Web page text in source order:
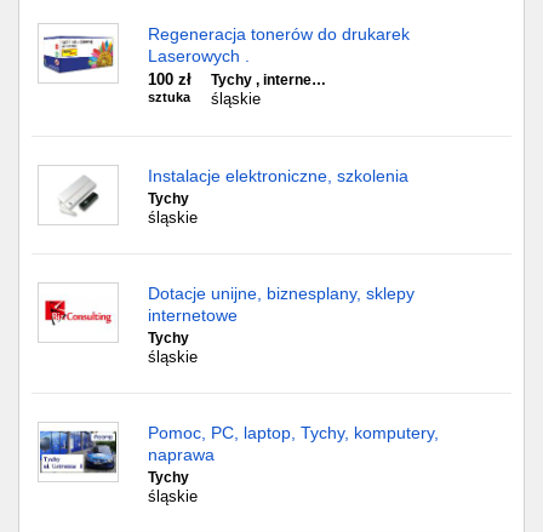
Regeneracja tonerów do drukarek
Laserowych .
100 zł
sztuka
Tychy , interne…
śląskie
Instalacje elektroniczne, szkolenia
Tychy
śląskie
Dotacje unijne, biznesplany, sklepy
internetowe
Tychy
śląskie
Pomoc, PC, laptop, Tychy, komputery,
naprawa
Tychy
śląskie